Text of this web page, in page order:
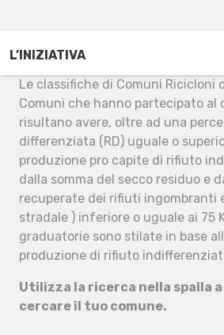
L’INIZIATIVA
Le classifiche di Comuni Ricicloni
Comuni che hanno partecipato al
risultano avere, oltre ad una
differenziata (RD) uguale o
produzione pro capite di rifiuto
dalla somma del secco residuo e
recuperate dei rifiuti ingombranti
stradale ) inferiore o uguale ai 75
graduatorie sono stilate in base
produzione di rifiuto
Utilizza la ricerca nella spalla
cercare il tuo comune.